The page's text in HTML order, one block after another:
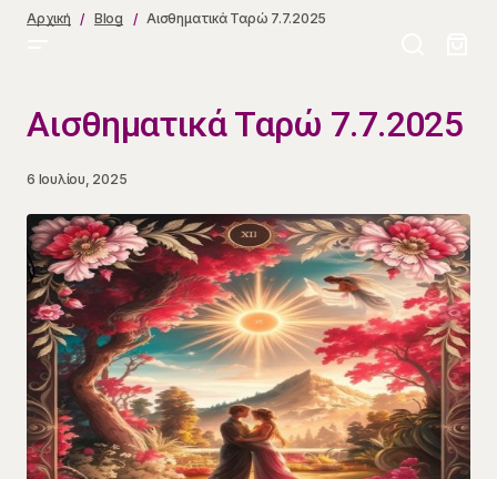
Αρχική Blog Αισθηματικά Ταρώ 7.7.2025
Αισθηματικά Ταρώ 7.7.2025
6 Ιουλίου, 2025